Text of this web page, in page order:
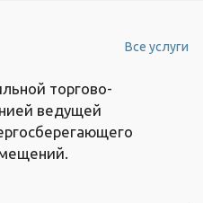
Все услуги
торгово-
ведущей